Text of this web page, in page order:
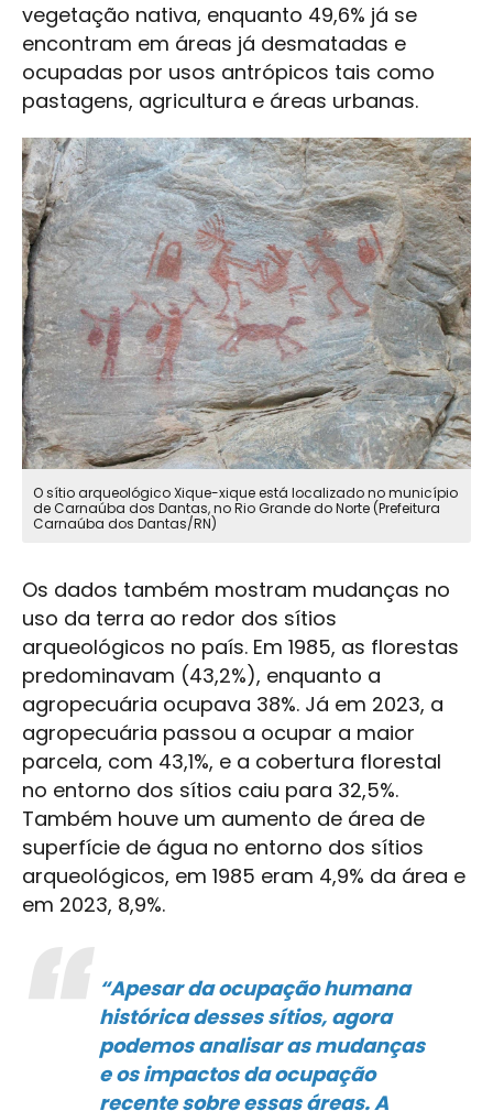
vegetação nativa, enquanto 49,6% já se
encontram em áreas já desmatadas e
ocupadas por usos antrópicos tais como
pastagens, agricultura e áreas urbanas.
O sítio arqueológico Xique-xique está localizado no município
de Carnaúba dos Dantas, no Rio Grande do Norte (Prefeitura
Carnaúba dos Dantas/RN)
Os dados também mostram mudanças no
uso da terra ao redor dos sítios
arqueológicos no país. Em 1985, as florestas
predominavam (43,2%), enquanto a
agropecuária ocupava 38%. Já em 2023, a
agropecuária passou a ocupar a maior
parcela, com 43,1%, e a cobertura florestal
no entorno dos sítios caiu para 32,5%.
Também houve um aumento de área de
superfície de água no entorno dos sítios
arqueológicos, em 1985 eram 4,9% da área e
em 2023, 8,9%.
“Apesar da ocupação humana
histórica desses sítios, agora
podemos analisar as mudanças
e os impactos da ocupação
recente sobre essas áreas. A